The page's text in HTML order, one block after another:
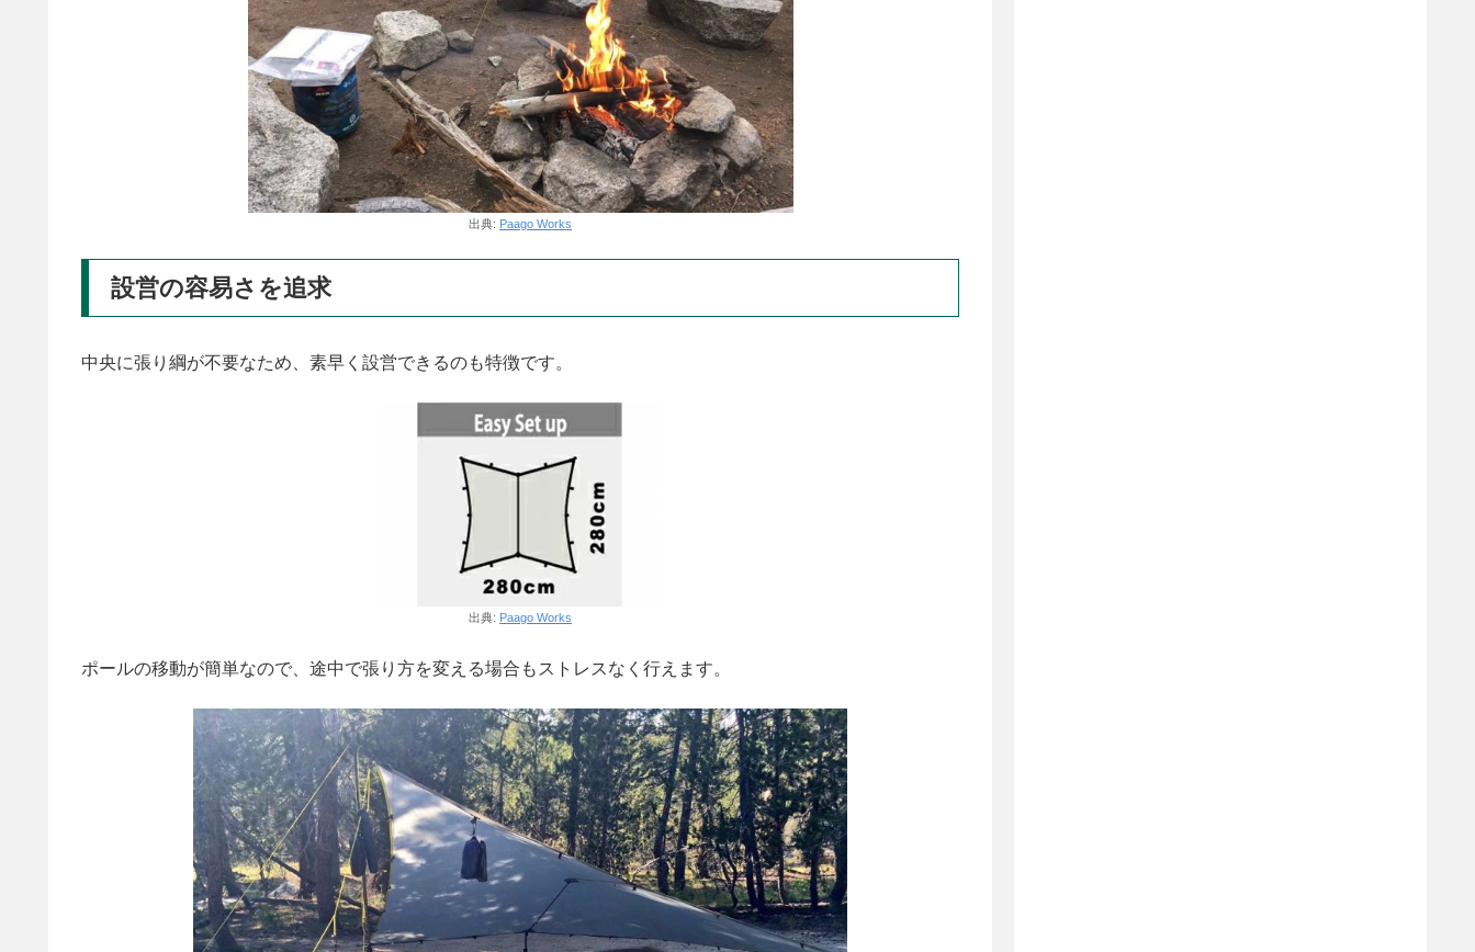
出典: Paago Works
設営の容易さを追求
中央に張り綱が不要なため、素早く設営できるのも特徴です。
出典: Paago Works
ポールの移動が簡単なので、途中で張り方を変える場合もストレスなく行えます。